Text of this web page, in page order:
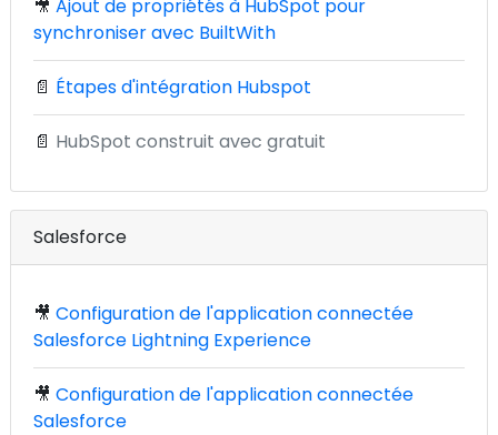
🎥 Ajout de propriétés à HubSpot pour
synchroniser avec BuiltWith
📄 Étapes d'intégration Hubspot
📄 HubSpot construit avec gratuit
Salesforce
🎥 Configuration de l'application connectée
Salesforce Lightning Experience
🎥 Configuration de l'application connectée
Salesforce